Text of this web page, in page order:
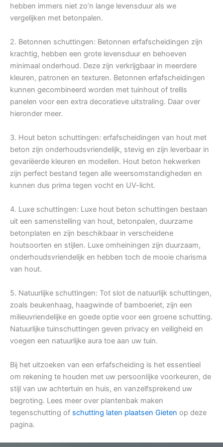
hebben immers niet zo’n lange levensduur als we
vergelijken met betonpalen.
2. Betonnen schuttingen: Betonnen erfafscheidingen zijn
krachtig, hebben een grote levensduur en behoeven
minimaal onderhoud. Deze zijn verkrijgbaar in meerdere
kleuren, patronen en texturen. Betonnen erfafscheidingen
kunnen gecombineerd worden met tuinhout of trellis
panelen voor een extra decoratieve uitstraling. Daar over
hieronder meer.
3. Hout beton schuttingen: erfafscheidingen van hout met
beton zijn onderhoudsvriendelijk, stevig en zijn leverbaar in
gevariëerde kleuren en modellen. Hout beton hekwerken
zijn perfect bestand tegen alle weersomstandigheden en
kunnen dus prima tegen vocht en UV-licht.
4. Luxe schuttingen: Luxe hout beton schuttingen bestaan
uit een samenstelling van hout, betonpalen, duurzame
betonplaten en zijn beschikbaar in verscheidene
houtsoorten en stijlen. Luxe omheiningen zijn duurzaam,
onderhoudsvriendelijk en hebben toch de mooie charisma
van hout.
5. Natuurlijke schuttingen: Tot slot de natuurlijk schuttingen,
zoals beukenhaag, haagwinde of bamboeriet, zijn een
milieuvriendelijke en goede optie voor een groene schutting.
Natuurlijke tuinschuttingen geven privacy en veiligheid en
voegen een natuurlijke aura toe aan uw tuin.
Bij het uitzoeken van een erfafscheiding is het essentieel
om rekening te houden met uw persoonlijke voorkeuren, de
stijl van uw achtertuin en huis, en vanzelfsprekend uw
begroting. Lees meer over plantenbak maken
tegenschutting of schutting laten plaatsen Gieten op deze
pagina.